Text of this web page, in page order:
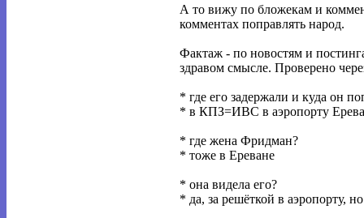
А то вижу по бложекам и
комментах поправлять народ.
Фактаж - по новостям и
здравом смысле. Проверено
* где его задержали и куда он
* в КПЗ=ИВС в аэропорту
* где жена Фридман?
* тоже в Ереване
* она видела его?
* да, за решёткой в аэропорту,